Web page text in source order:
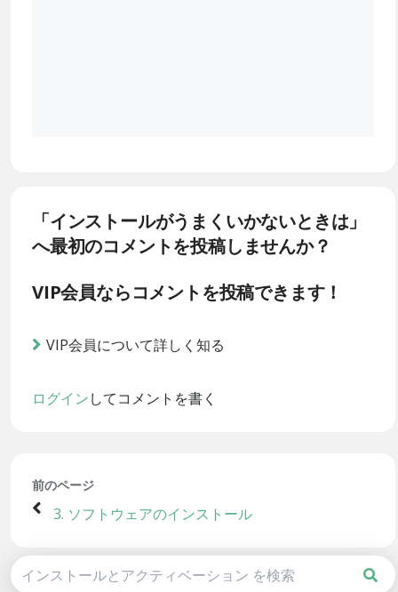
「インストールがうまくいかないときは」
へ最初のコメントを投稿しませんか？
VIP会員ならコメントを投稿できます！
VIP会員について詳しく知る
ログインしてコメントを書く
前のページ
3. ソフトウェアのインストール